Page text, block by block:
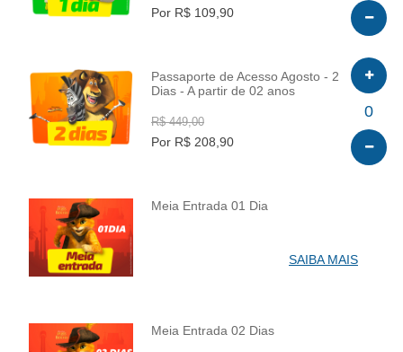
Por R$ 109,90
INFO
Passaporte de Acesso Agosto - 2
Dias - A partir de 02 anos
R$ 449,00
Por R$ 208,90
0
INFO
Meia Entrada 01 Dia
SAIBA MAIS
Meia Entrada 02 Dias